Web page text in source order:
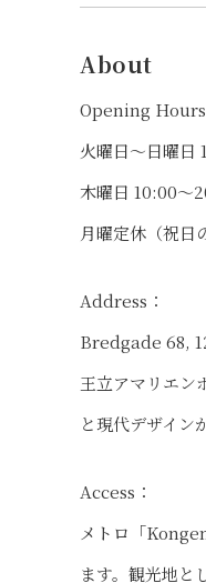
About
Opening Hours
火曜日〜日曜日
木曜日 10:00〜
月曜定休（祝日
Address：
Bredgade 68,
王立アマリエン
と現代デザイン
Access：
メトロ「
ます。観光地と